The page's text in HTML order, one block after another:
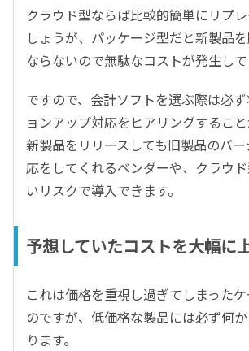
クラウド型ならば比較的簡単にリプ
しょうが、パッケージ型だと新製品
ならないので無駄なコストが発生して
ですので、会計ソフトを選ぶ際は必
ョンアップ対応をヒアリングすること
新製品をリリースしても旧製品のバ
応をしてくれるベンダーや、クラウ
いリスクで導入できます。
予想していたコストを大幅に
これは価格を重視し過ぎてしまった
のですが、低価格な製品には必ず何
ります。